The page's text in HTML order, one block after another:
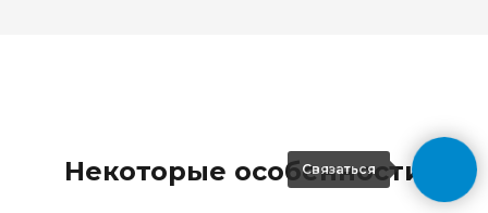
Некоторые особенности
Связаться